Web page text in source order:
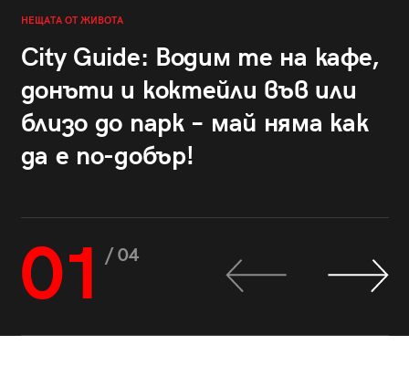
НЕЩАТА ОТ ЖИВОТА
City Guide: Водим те на кафе,
донъти и коктейли във или
близо до парк – май няма как
да е по-добър!
01 / 04